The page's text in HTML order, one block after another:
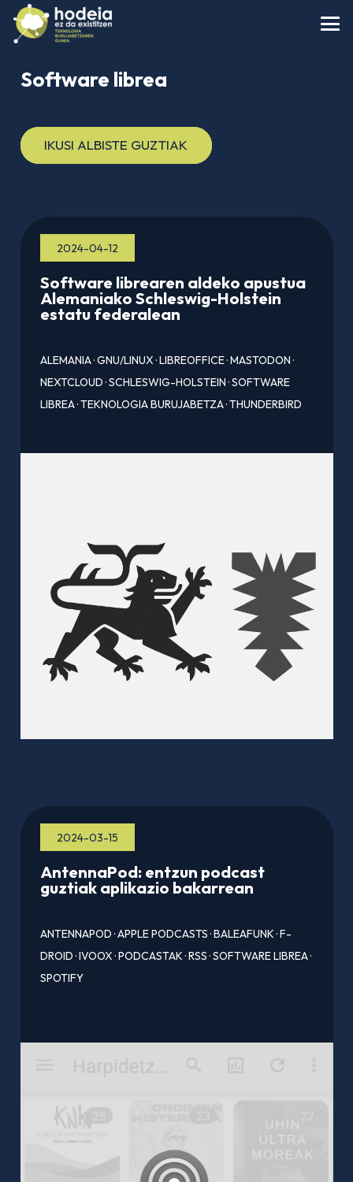
Software librea
IKUSI ALBISTE GUZTIAK
2024-04-12
Software librearen aldeko apustua
Alemaniako Schleswig-Holstein
estatu federalean
ALEMANIA·GNU/LINUX·LIBREOFFICE·MASTODON·
NEXTCLOUD·SCHLESWIG-HOLSTEIN·SOFTWARE
LIBREA·TEKNOLOGIA BURUJABETZA·THUNDERBIRD
2024-03-15
AntennaPod: entzun podcast
guztiak aplikazio bakarrean
ANTENNAPOD·APPLE PODCASTS·BALEAFUNK·F-
DROID·IVOOX·PODCASTAK·RSS·SOFTWARE LIBREA·
SPOTIFY